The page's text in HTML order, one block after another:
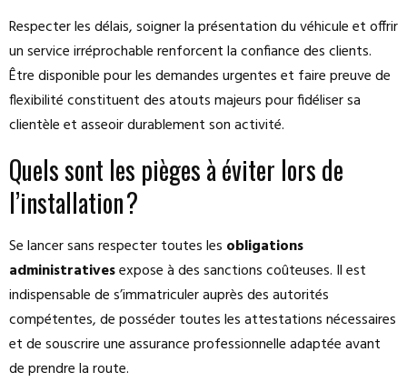
Respecter les délais, soigner la présentation du véhicule et offrir
un service irréprochable renforcent la confiance des clients.
Être disponible pour les demandes urgentes et faire preuve de
flexibilité constituent des atouts majeurs pour fidéliser sa
clientèle et asseoir durablement son activité.
Quels sont les pièges à éviter lors de
l’installation ?
Se lancer sans respecter toutes les obligations
administrativesexpose à des sanctions coûteuses. Il est
indispensable de s’immatriculer auprès des autorités
compétentes, de posséder toutes les attestations nécessaires
et de souscrire une assurance professionnelle adaptée avant
de prendre la route.